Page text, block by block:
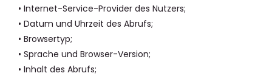
• Internet-Service-Provider des Nutzers;
• Datum und Uhrzeit des Abrufs;
• Browsertyp;
• Sprache und Browser-Version;
• Inhalt des Abrufs;